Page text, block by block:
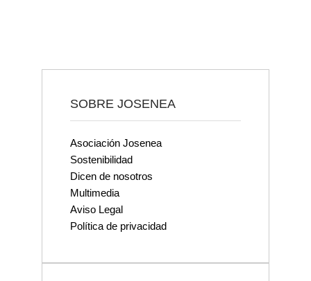
SOBRE JOSENEA
Asociación Josenea
Sostenibilidad
Dicen de nosotros
Multimedia
Aviso Legal
Política de privacidad